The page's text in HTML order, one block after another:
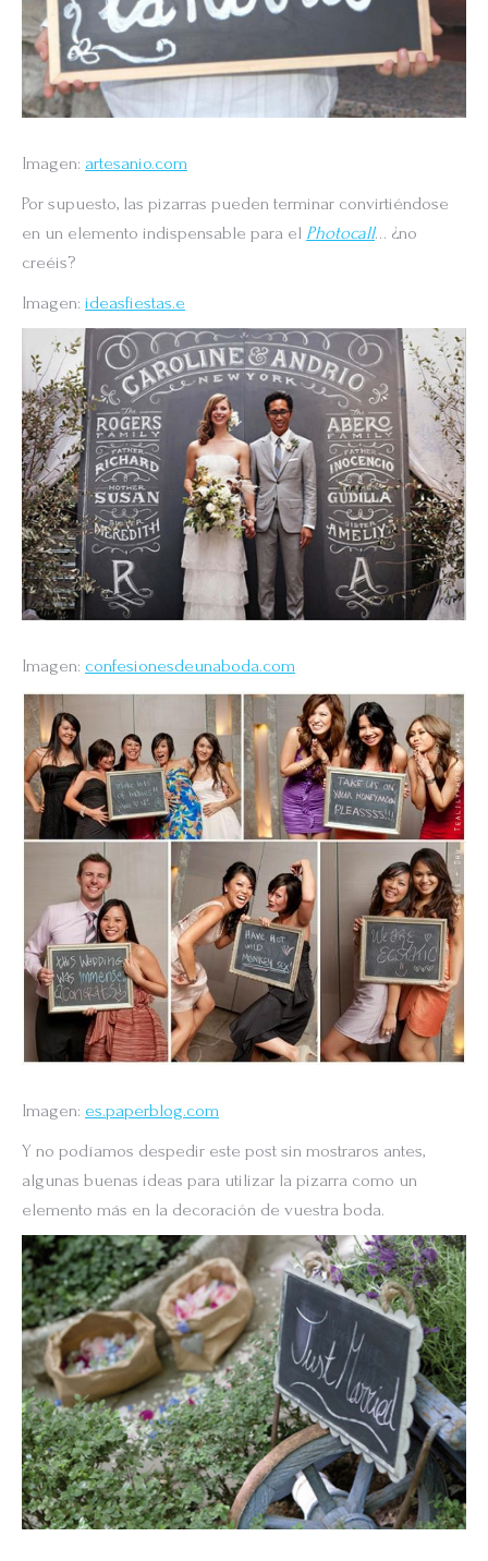
Imagen: artesanio.com
Por supuesto, las pizarras pueden terminar convirtiéndose
en un elemento indispensable para el Photocall… ¿no
creéis?
Imagen: ideasfiestas.e
Imagen: confesionesdeunaboda.com
Imagen: es.paperblog.com
Y no podíamos despedir este post sin mostraros antes,
algunas buenas ideas para utilizar la pizarra como un
elemento más en la decoración de vuestra boda.